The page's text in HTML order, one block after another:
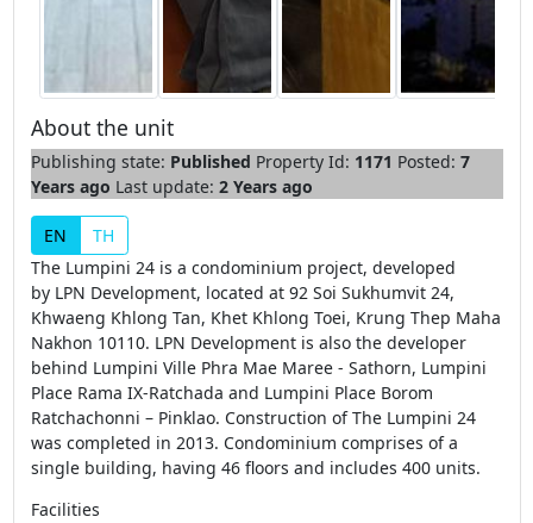
About the unit
Publishing state: Published Property Id: 1171 Posted: 7
Years ago Last update: 2 Years ago
EN
TH
The Lumpini 24 is a condominium project, developed
by LPN Development, located at 92 Soi Sukhumvit 24,
Khwaeng Khlong Tan, Khet Khlong Toei, Krung Thep Maha
Nakhon 10110. LPN Development is also the developer
behind Lumpini Ville Phra Mae Maree - Sathorn, Lumpini
Place Rama IX-Ratchada and Lumpini Place Borom
Ratchachonni – Pinklao. Construction of The Lumpini 24
was completed in 2013. Condominium comprises of a
single building, having 46 floors and includes 400 units.
Facilities